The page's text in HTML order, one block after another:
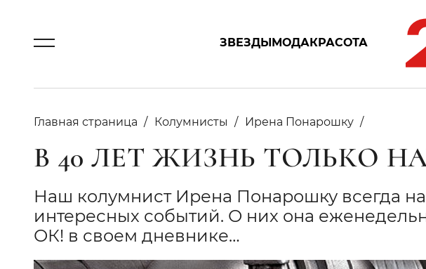
ЗВЕЗДЫМОДАКРАСОТА
Главная страница Колумнисты Ирена Понарошку
В 40 ЛЕТ ЖИЗНЬ ТОЛЬКО
Наш колумнист Ирена Понарошку всегда
интересных событий. О них она
ОК! в своем дневнике…